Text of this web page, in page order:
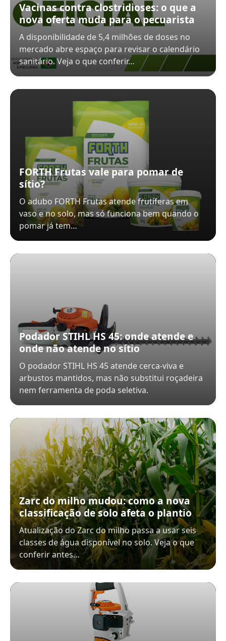
Vacinas contra clostridioses: o que a
nova oferta muda para o pecuarista
A disponibilidade de 5,4 milhões de doses no
mercado abre espaço para revisar o calendário
sanitário. Veja o que conferir…
FORTH Frutas vale para pomar de
sítio?
O adubo FORTH Frutas atende frutíferas em
vaso e no solo, mas só funciona bem quando o
pomar já tem…
Podador STIHL HS 45: onde atende e
onde não atende no sítio
O podador STIHL HS 45 atende cerca-viva e
arbustos mantidos, mas não substitui roçadeira
nem ferramenta de poda seletiva.
Zarc do milho mudou: como a nova
classificação de solo afeta o plantio
Atualização do Zarc do milho passa a usar seis
classes de água disponível no solo. Veja o que
conferir antes…